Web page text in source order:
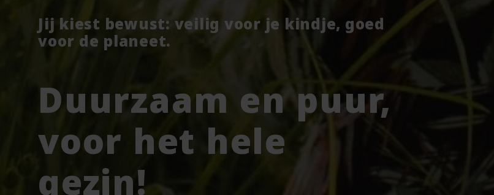
Jij kiest bewust: veilig voor je kindje, goed
voor de planeet.
Duurzaam en puur,
voor het hele
gezin!